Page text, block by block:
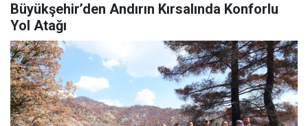
Büyükşehir’den Andırın Kırsalında Konforlu
Yol Atağı